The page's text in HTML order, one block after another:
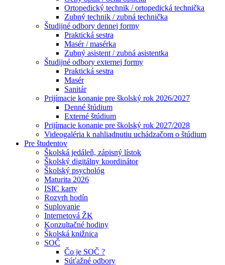
Ortopedický technik / ortopedická technička
Zubný technik / zubná technička
Študijné odbory dennej formy
Praktická sestra
Masér / masérka
Zubný asistent / zubná asistentka
Študijné odbory externej formy
Praktická sestra
Masér
Sanitár
Prijímacie konanie pre školský rok 2026/2027
Denné štúdium
Externé štúdium
Prijímacie konanie pre školský rok 2027/2028
Videogaléria k nahliadnutiu uchádzačom o štúdium
Pre študentov
Školská jedáleň, zápisný lístok
Školský digitálny koordinátor
Školský psychológ
Maturita 2026
ISIC karty
Rozvrh hodín
Suplovanie
Internetová ŽK
Konzultačné hodiny
Školská knižnica
SOČ
Čo je SOČ ?
Súťažné odbory